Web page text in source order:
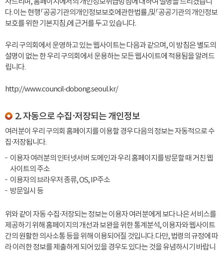
사드리며, 홈페이지에서의 개인정보취급방침에 대하여 설명을 드리겠습니
다. 이는 현행 「공공기관의개인정보보호에관한법률」및 「공공기관의 개인정보
보호를 위한 기본지침」에 근거를 두고 있습니다.
우리 구의회에서 운영하고 있는 웹사이트는 다음과 같으며, 이 방침은 별도의
설명이 없는 한 우리 구의회에서 운용하는 모든 웹사이트에 적용됨을 알려드
립니다.
http://www.council-dobong.seoul.kr/
2. 자동으로 수집·저장되는 개인정보
여러분이 우리 구의회 홈페이지를 이용할 경우 다음의 정보는 자동적으로 수
집·저장됩니다.
이용자 여러분의 인터넷서버 도메인과 우리 홈페이지를 방문할 때 거친 웹
사이트의 주소
이용자의 브라우저 종류, OS, IP주소
방문일시 등
위와 같이 자동 수집·저장되는 정보는 이용자 여러분에게 보다 나은 서비스를
제공하기 위해 홈페이지의 개선과 보완을 위한 통계분석, 이용자와 웹사이트
간의 원활한 의사소통 등을 위해 이용되어질 것입니다. 다만, 법령의 규정에 따
라 이러한 정보를 제출하게 되어 있을 경우도 있다는 것을 유념하시기 바랍니